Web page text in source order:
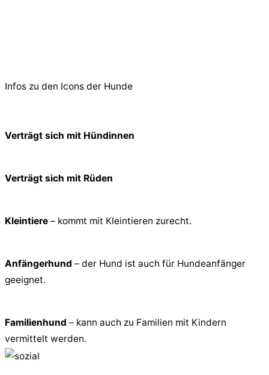
Infos zu den Icons der Hunde
Verträgt sich mit Hündinnen
Verträgt sich mit Rüden
Kleintiere – kommt mit Kleintieren zurecht.
Anfängerhund – der Hund ist auch für Hundeanfänger
geeignet.
Familienhund – kann auch zu Familien mit Kindern
vermittelt werden.